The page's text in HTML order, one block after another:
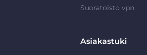
Suoratoisto vpn
Asiakastuki